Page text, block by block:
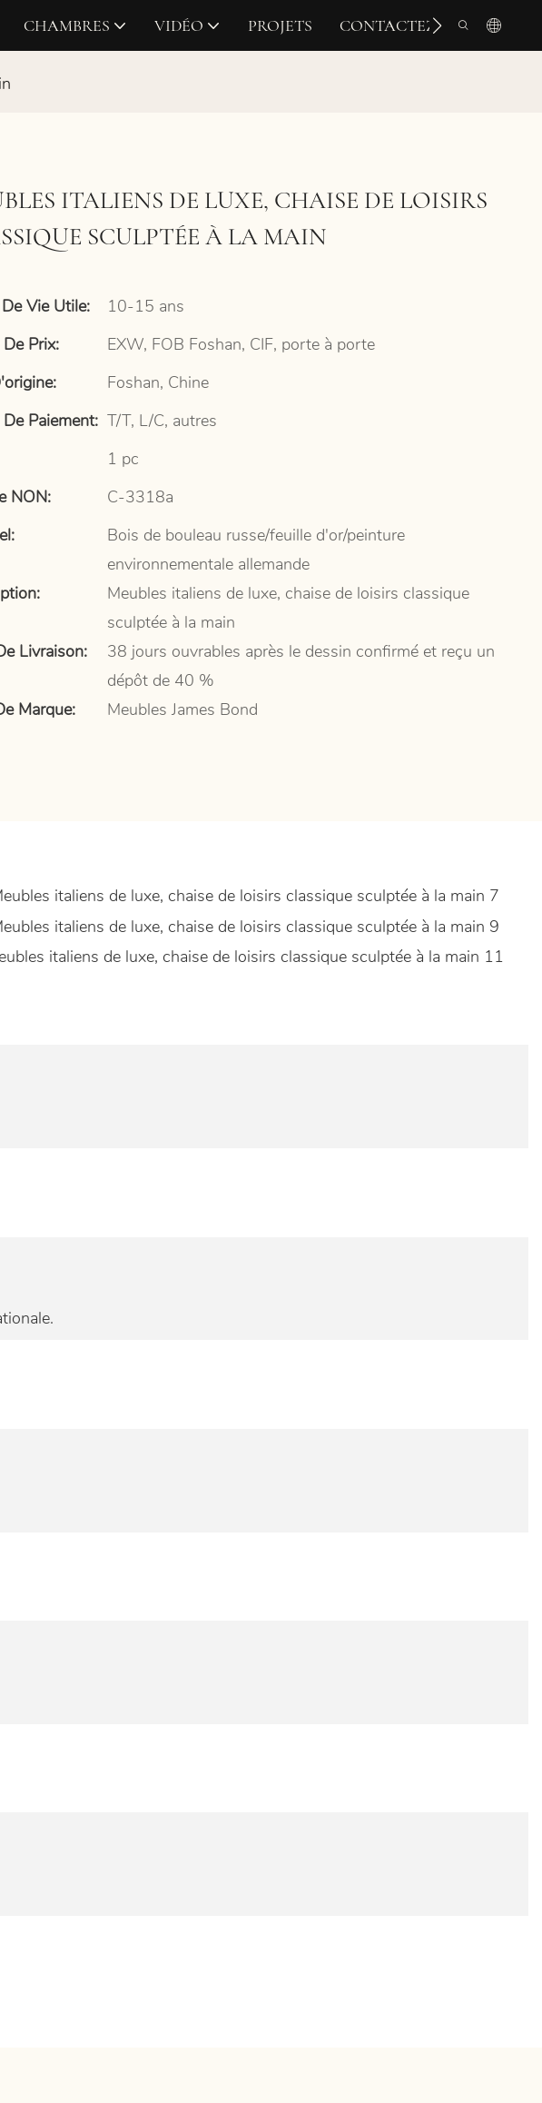
CHAMBRES VIDÉO PROJETS CONTACTEZ-NOUS
ITALIENS DE LUXE, CHAISE DE LOISIRS
SCULPTÉE À LA MAIN
Vie Utile:
10-15 ans
Prix:
EXW, FOB Foshan, CIF, porte à porte
Foshan, Chine
Paiement: T/T, L/C, autres
1 pc
NON:
C-3318a
Bois de bouleau russe/feuille d'or/peinture
environnementale allemande
Meubles italiens de luxe, chaise de loisirs classique
sculptée à la main
Livraison:
38 jours ouvrables après le dessin confirmé et reçu un
dépôt de 40 %
Marque:
Meubles James Bond